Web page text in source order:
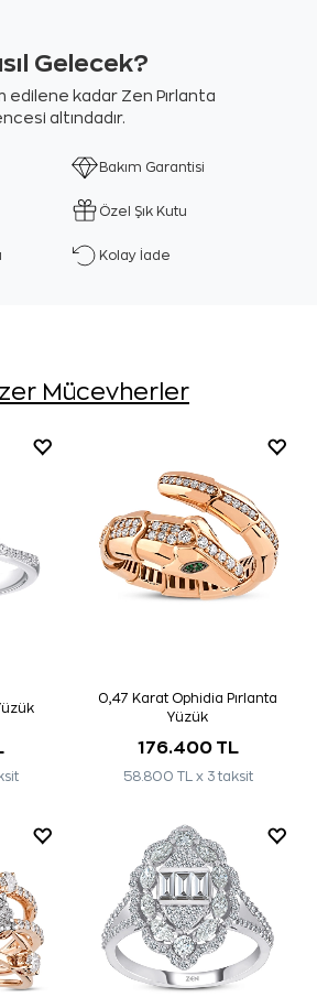
Gelecek?
edilene kadar Zen Pırlanta
altındadır.
Bakım Garantisi
Özel Şık Kutu
Kolay İade
Mücevherler
0,47 Karat Ophidia Pırlanta
Yüzük
176.400 TL
58.800 TL x 3 taksit